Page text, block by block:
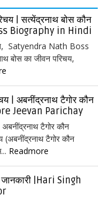
| सत्येंद्रनाथ बोस कौन
Biography in Hindi
Satyendra Nath Boss
बोस का जीवन परिचय,
| अबनींद्रनाथ टैगोर कौन
Jeevan Parichay
टैगोर कौन
(अबनींद्रनाथ टैगोर कौन
Readmore
|Hari Singh